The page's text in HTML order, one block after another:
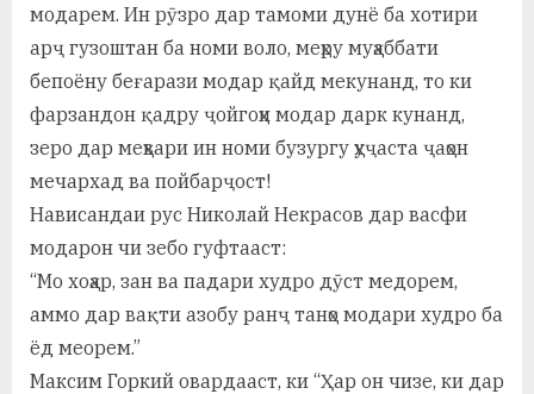
с
и
р
и
Х
с
р
а
модарем. Ин рӯзро дар тамоми дунё ба хотири
арҷ гузоштан ба номи воло, меҳру муҳаббати
бепоёну беғарази модар қайд мекунанд, то ки
фарзандон қадру ҷойгоҳи модар дарк кунанд,
зеро дар меҳвари ин номи бузургу ҳуҷаста ҷаҳон
мечархад ва пойбарҷост!
Нависандаи рус Николай Некрасов дар васфи
модарон чи зебо гуфтааст:
“Мо хоҳар, зан ва падари худро дӯст медорем,
аммо дар вақти азобу ранҷ танҳо модари худро ба
ёд меорем.”
Максим Горкий овардааст, ки “Ҳар он чизе, ки дар